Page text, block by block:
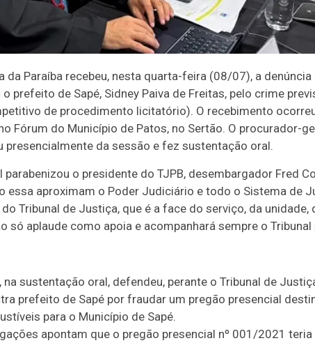
da Paraíba recebeu, nesta quarta-feira (08/07), a
prefeito de Sapé, Sidney Paiva de Freitas, pelo crime
de procedimento licitatório). O recebimento
Fórum do Município de Patos, no Sertão. O procurador-
presencialmente da sessão e fez sustentação oral.
o presidente do TJPB, desembargador Fred
essa aproximam o Poder Judiciário e todo o Sistema de
Tribunal de Justiça, que é a face do serviço, da unidade,
só aplaude como apoia e acompanhará sempre o Tribunal
sustentação oral, defendeu, perante o Tribunal de
prefeito de Sapé por fraudar um pregão presencial
para o Município de Sapé.
apontam que o pregão presencial nº 001/2021